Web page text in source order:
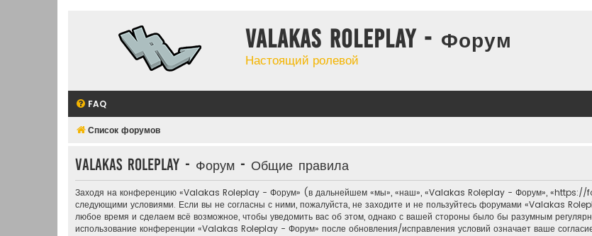
Valakas Roleplay - Форум
Настоящий ролевой
FAQ
Список форумов
Valakas Roleplay - Форум - Общие правила
Заходя на конференцию «Valakas Roleplay - Форум» (в дальнейшем «мы», «наш», «Valakas Roleplay - Форум», «https://
следующими условиями. Если вы не согласны с ними, пожалуйста, не заходите и не пользуйтесь форумами «Valakas
любое время и сделаем всё возможное, чтобы уведомить вас об этом, однако с вашей стороны было бы разумным
использование конференции «Valakas Roleplay - Форум» после обновления/исправления условий означает ваше